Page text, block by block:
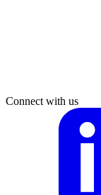
Connect with us